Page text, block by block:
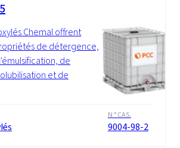
Chemal offrent
de détergence,
de
et de
N ° CAS.
9004-98-2